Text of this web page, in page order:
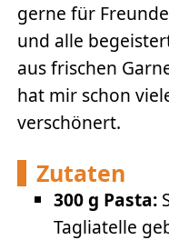
gerne für
und alle
aus frischen
hat mir schon
verschönert.
Zutaten
300 g Pasta:
Tagliatelle